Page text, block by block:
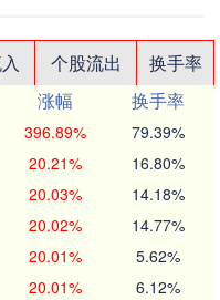
个股流出
换手率
涨幅
换手率
396.89% 79.39%
20.21% 16.80%
20.03% 14.18%
20.02% 14.77%
20.01% 5.62%
20.01% 6.12%